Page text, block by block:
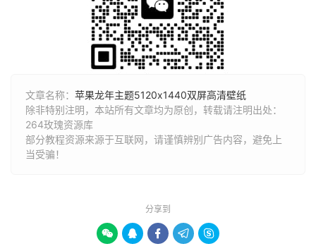
文章名称： 苹果龙年主题5120x1440双屏高清壁纸
除非特别注明，本站所有文章均为原创，转载请注明出处：
264玫瑰资源库
部分教程资源来源于互联网，请谨慎辨别广告内容，避免上
当受骗！
分享到
    